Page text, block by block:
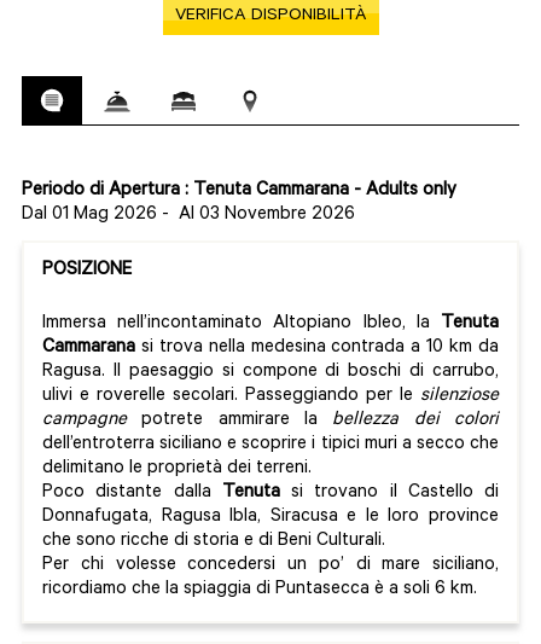
VERIFICA DISPONIBILITÀ
Periodo di Apertura : Tenuta Cammarana - Adults only
Dal 01 Mag 2026 - Al 03 Novembre 2026
POSIZIONE
Immersa nell’incontaminato Altopiano Ibleo, la
Tenuta
Cammarana si trova nella medesina contrada a 10 km da
Ragusa. Il paesaggio si compone di boschi di carrubo,
ulivi e roverelle secolari. Passeggiando per le silenziose
campagnepotrete ammirare la bellezza dei colori
dell’entroterra siciliano e scoprire i tipici muri a secco che
delimitano le proprietà dei terreni.
Poco distante dalla
Tenutasi trovano il Castello di
Donnafugata, Ragusa Ibla, Siracusa e le loro province
che sono ricche di storia e di Beni Culturali.
Per chi volesse concedersi un po’ di mare siciliano,
ricordiamo che la spiaggia di Puntasecca è a soli 6 km.